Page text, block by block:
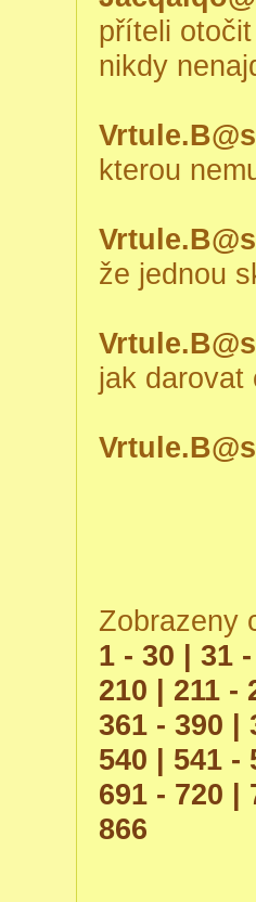
příteli
nikdy
kterou
že jednou
jak darovat
Zobrazeny
1 - 30 | 31
210 | 211 -
361 - 390 |
540 | 541 -
691 - 720 |
866